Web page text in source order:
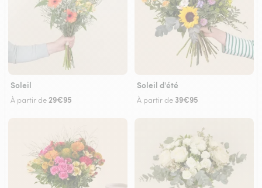
Soleil
À partir de29€95
Soleil d'été
À partir de 39€95